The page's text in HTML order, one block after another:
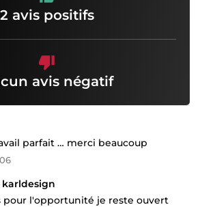
2 avis positifs
avis négatif
parfait … merci beaucoup
karldesign
pour l'opportunité je reste ouvert